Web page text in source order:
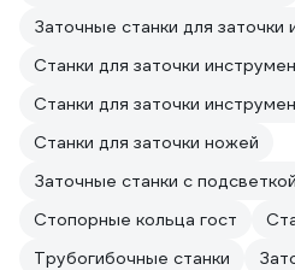
Заточные станки для заточки
Станки для заточки
Станки для заточки
Станки для заточки ножей
Заточные станки с подсветкой
Стопорные кольца гост
Трубогибочные станки